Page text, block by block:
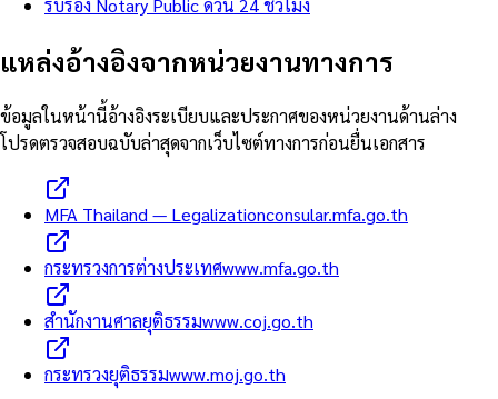
รับรอง Notary Public ด่วน 24 ชั่วโมง
แหล่งอ้างอิงจากหน่วยงานทางการ
ข้อมูลในหน้านี้อ้างอิงระเบียบและประกาศของหน่วยงานด้านล่าง
โปรดตรวจสอบฉบับล่าสุดจากเว็บไซต์ทางการก่อนยื่นเอกสาร
MFA Thailand — Legalizationconsular.mfa.go.th
กระทรวงการต่างประเทศwww.mfa.go.th
สำนักงานศาลยุติธรรมwww.coj.go.th
กระทรวงยุติธรรมwww.moj.go.th